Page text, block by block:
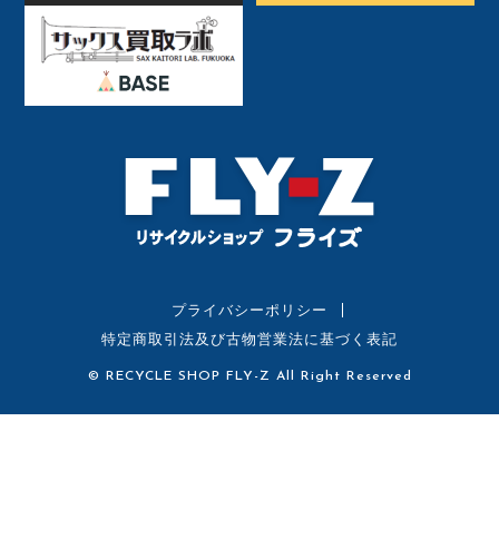
プライバシーポリシー
特定商取引法及び古物営業法に基づく表記
© RECYCLE SHOP FLY-Z All Right Reserved